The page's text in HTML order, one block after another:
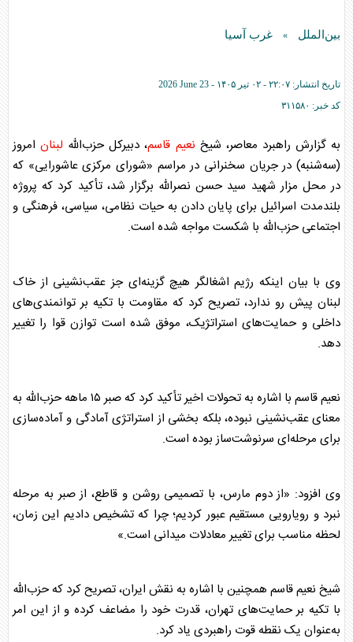
بین‌الملل » غرب آسیا
تاریخ انتشار: ۲۲:۰۷ - ۰۲ تير ۱۴۰۵ -
2026 June 23
کد خبر: ۳۱۱۵۸۰
به گزارش راهبرد معاصر، شیخ نعیم قاسم، دبیرکل حزب‌الله لبنانامروز
(سه‌شنبه) در جریان سخنرانی در مراسم «شورای مرکزی عاشورایی» که
در محل مزار شهید سید حسن نصرالله برگزار شد، تأکید کرد که پروژه
بلندمدت اسرائیل برای پایان دادن به حیات نظامی، سیاسی، فرهنگی و
اجتماعی حزب‌الله با شکست مواجه شده است.
وی با بیان اینکه رژیم اشغالگر هیچ گزینه‌ای جز عقب‌نشینی از خاک
لبنان پیش رو ندارد، تصریح کرد که مقاومت با تکیه بر توانمندی‌های
داخلی و حمایت‌های استراتژیک، موفق شده است توازن قوا را تغییر
دهد.
نعیم قاسم
با اشاره به تحولات اخیر تأکید کرد که صبر ۱۵ ماهه حزب‌الله به
معنای عقب‌نشینی نبوده، بلکه بخشی از استراتژی آمادگی و آماده‌سازی
برای مرحله‌ای سرنوشت‌ساز بوده است.
وی افزود: «از دوم مارس، با تصمیمی روشن و قاطع، از صبر به مرحله
نبرد و رویارویی مستقیم عبور کردیم؛ چرا که تشخیص دادیم این زمان،
لحظه مناسب برای تغییر معادلات میدانی است.»
شیخ نعیم قاسم همچنین با اشاره به نقش ایران، تصریح کرد که حزب‌الله
با تکیه بر حمایت‌های تهران، قدرت خود را مضاعف کرده و از این امر
به‌عنوان یک نقطه قوت راهبردی یاد کرد.